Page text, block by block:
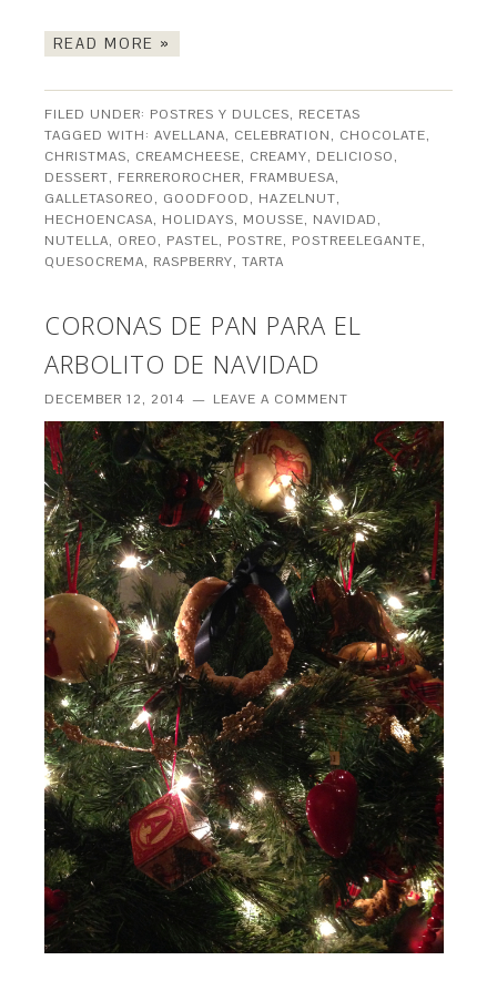
READ MORE »
FILED UNDER: POSTRES Y DULCES, RECETAS
TAGGED WITH:AVELLANA, CELEBRATION, CHOCOLATE,
CHRISTMAS, CREAMCHEESE, CREAMY, DELICIOSO,
DESSERT, FERREROROCHER, FRAMBUESA,
GALLETASOREO, GOODFOOD, HAZELNUT,
HECHOENCASA, HOLIDAYS, MOUSSE, NAVIDAD,
NUTELLA, OREO, PASTEL, POSTRE, POSTREELEGANTE,
QUESOCREMA, RASPBERRY,TARTA
CORONAS DE PAN PARA EL
ARBOLITO DE NAVIDAD
DECEMBER 12, 2014 LEAVE A COMMENT